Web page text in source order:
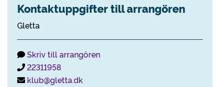
Kontaktuppgifter till arrangören
Gletta
Skriv till arrangören
22311958
klub@gletta.dk